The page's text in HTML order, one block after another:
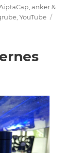
Schlagwörter
,anker &
,YouTube